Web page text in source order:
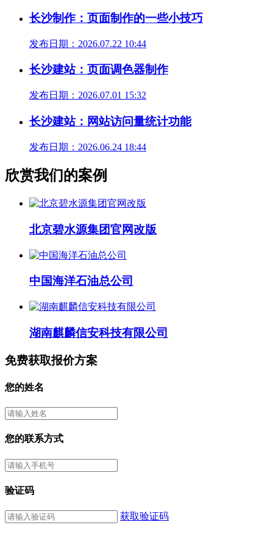
长沙制作：页面制作的一些小技巧
发布日期：2026.07.22 10:44
长沙建站：页面调色器制作
发布日期：2026.07.01 15:32
长沙建站：网站访问量统计功能
发布日期：2026.06.24 18:44
欣赏我们的案例
北京碧水源集团官网改版
中国海洋石油总公司
湖南麒麟信安科技有限公司
免费获取报价方案
您的姓名
您的联系方式
验证码
获取验证码